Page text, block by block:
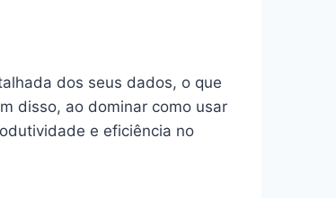
dos seus dados, o que
disso, ao dominar como usar
e eficiência no